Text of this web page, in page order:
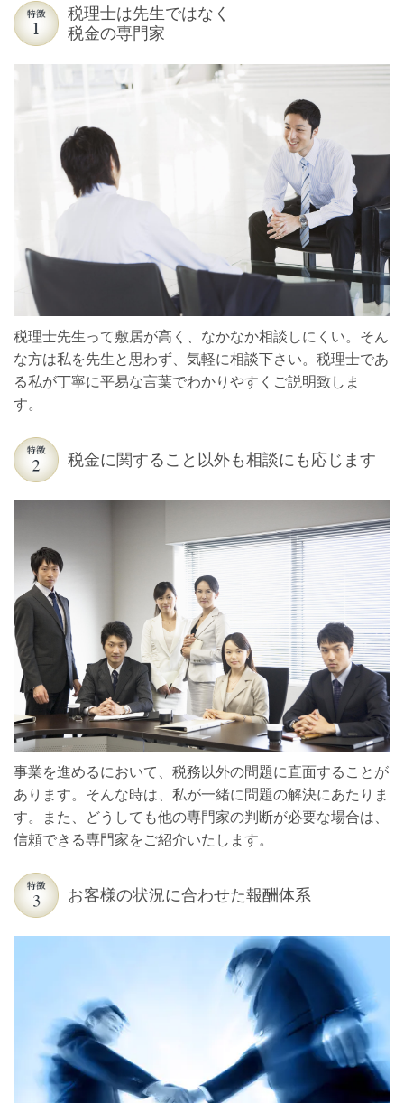
税理士は先生ではなく
税金の専門家
税理士先生って敷居が高く、なかなか相談しにくい。そん
な方は私を先生と思わず、気軽に相談下さい。税理士であ
る私が丁寧に平易な言葉でわかりやすくご説明致しま
す。
税金に関すること以外も相談にも応じます
事業を進めるにおいて、税務以外の問題に直面することが
あります。そんな時は、私が一緒に問題の解決にあたりま
す。また、どうしても他の専門家の判断が必要な場合は、
信頼できる専門家をご紹介いたします。
お客様の状況に合わせた報酬体系